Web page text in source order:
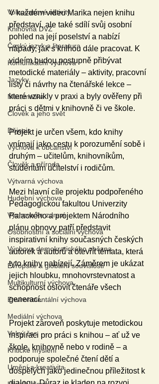
Volnočasové aktivity
Knihovna DVZ
Český jazyk a literatura
Komunikační výchova
Jazyky
Matematika
Člověk a jeho svět
Dějepis
Výchova k občanství
Člověk a příroda
Výtvarná výchova
Hudební výchova
Výchova ke zdraví
Osobnostní a sociální výchova
Výchova demokratického občana
Evropské a globální souvislosti
Multikulturní výchova
Environmentální výchova
Mediální výchova
Volný čas
Kritické myšlení
Umění a kreativita
V každém videu Marika nejen knihu
představí, ale také sdílí svůj osobní
pohled na její poselství a nabízí
nápady, jak s knihou dále pracovat. K
videím budou postupně přibývat
metodické materiály – aktivity, pracovní
listy či návrhy na čtenářské lekce –
které vznikly v praxi a byly ověřeny při
práci s dětmi v knihovně či ve škole.
Projekt je určen všem, kdo knihy
vnímají jako cestu k porozumění sobě i
druhým – učitelům, knihovníkům,
studentům učitelství i rodičům.
Mezi hlavní cíle projektu podpořeného
Pedagogickou fakultou Univerzity
Palackého a projektem Národního
plánu obnovy patří představit
inspirativní knihy současných českých
autorek a autorů a otevřít témata, která
tyto knihy nabízejí. Záměrem je ukázat
jejich hloubku, mnohovrstevnatost a
schopnost oslovit čtenáře všech
generací.
Projekt zároveň poskytuje metodickou
inspiraci pro práci s knihou – ať už ve
škole, knihovně nebo v rodině – a
podporuje společné čtení dětí a
dospělých jako jedinečnou příležitost k